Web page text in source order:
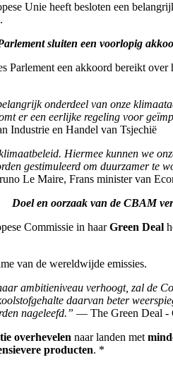
Unie heeft besloten een
sluiten een voorlopig
Parlement een akkoord bereikt over
onderdeel van onze
er een eerlijke regeling voor
Industrie en Handel van Tsjechië
Hiermee kunnen we
gestimuleerd om duurzamer te
Le Maire, Frans minister van
Doel en oorzaak van de CBAM
Commissie in haarGreen Deal
van de wereldwijde emissies.
ambitieniveau verhoogt, zal de
daarvan beter
nageleefd.” — The Green Deal -
overhevelen naar landen met
producten. *